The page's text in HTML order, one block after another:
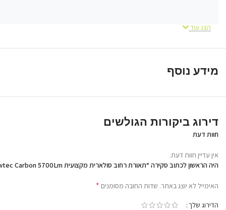
5800 לומן (56W LED)
הצג עוד
מידע נוסף
דירוג ביקורות הגולשים
חוות דעת
אין עדיין חוות דעת.
היה הראשון לכתוב סקירה “תאורת רחוב סולארית מקצועית Newtec Carbon 5700Lm”
האימייל לא יוצג באתר. שדות החובה מסומנים *
הדירוג שלך